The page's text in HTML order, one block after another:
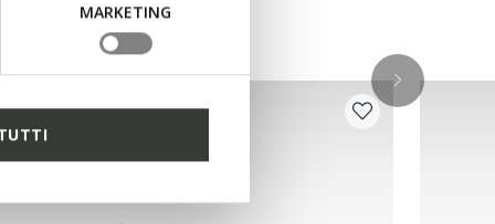
MARKETING